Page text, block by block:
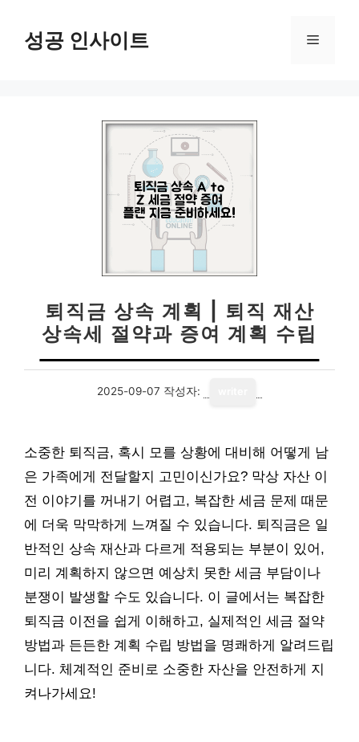
성공 인사이트 메
퇴직금 상속 계획 | 퇴직 재산
상속세 절약과 증여 계획 수립
2025-09-07 작성자:
소중한 퇴직금, 혹시 모를 상황에 대비해 어떻게 남
은 가족에게 전달할지 고민이신가요? 막상 자산 이
전 이야기를 꺼내기 어렵고, 복잡한 세금 문제 때문
에 더욱 막막하게 느껴질 수 있습니다. 퇴직금은 일
반적인 상속 재산과 다르게 적용되는 부분이 있어,
미리 계획하지 않으면 예상치 못한 세금 부담이나
분쟁이 발생할 수도 있습니다. 이 글에서는 복잡한
퇴직금 이전을 쉽게 이해하고, 실제적인 세금 절약
방법과 든든한 계획 수립 방법을 명쾌하게 알려드립
니다. 체계적인 준비로 소중한 자산을 안전하게 지
켜나가세요!